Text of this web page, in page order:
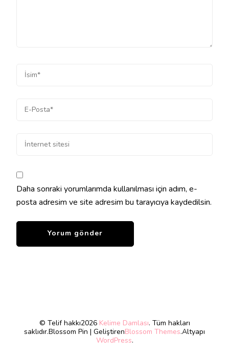
Daha sonraki yorumlarımda kullanılması için adım, e-
posta adresim ve site adresim bu tarayıcıya kaydedilsin.
© Telif hakkı2026 Kelime Damlası. Tüm hakları
saklıdır.Blossom Pin | GeliştirenBlossom Themes.Altyapı
WordPress.